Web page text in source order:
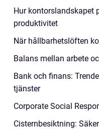
Hur kontorslandskapet
produktivitet
När hållbarhetslöften
Balans mellan arbete
Bank och finans:
tjänster
Corporate Social
Cisternbesiktning: